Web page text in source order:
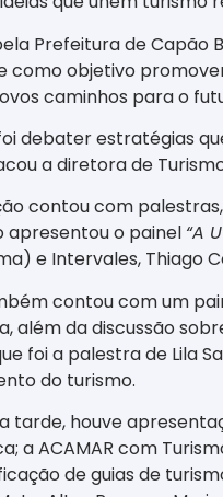
Prefeitura de Capão
como objetivo
caminhos para o
debater estratégias
a diretora de
contou com
apresentou o painel “A
e Intervales, Thiago
contou com um
além da discussão
foi a palestra de Lila
do turismo.
tarde, houve
a ACAMAR com
de guias de